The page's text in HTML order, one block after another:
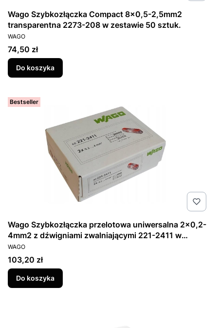
Wago Szybkozłączka Compact 8x0,5-2,5mm2
transparentna 2273-208 w zestawie 50 sztuk.
PRODUCENT
WAGO
Cena
74,50 zł
Do koszyka
Bestseller
Wago Szybkozłączka przelotowa uniwersalna 2x0,2-
4mm2 z dźwigniami zwalniającymi 221-2411 w
zestawie 60 sztuk.
PRODUCENT
WAGO
Cena
103,20 zł
Do koszyka